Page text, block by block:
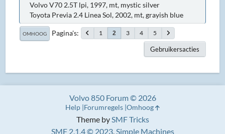
Volvo V70 2.5T lpi, 1997, mt, mystic silver
Toyota Previa 2.4 Linea Sol, 2002, mt, grayish blue
OMHOOG Pagina's 1 2 3 4 5
Gebruikersacties
Theme bySMF Tricks
SMF 2.1.4 © 2023,Simple Machines
Volvo 850 Forum © 2026
Help Forumregels Omhoog